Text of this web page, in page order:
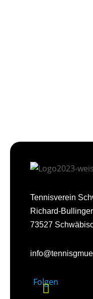
Tennisverein
Richard-
73527
Folgen